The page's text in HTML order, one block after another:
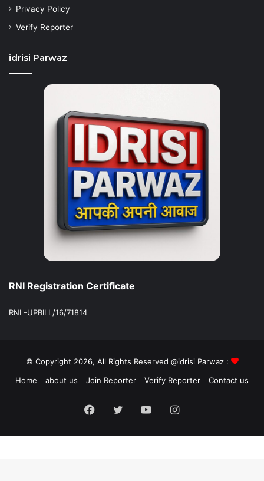
Privacy Policy
Verify Reporter
idrisi Parwaz
RNI Registration Certificate
RNI -UPBILL/16/71814
© Copyright 2026, All Rights Reserved @idrisi Parwaz :
Home
about us Join Reporter Verify Reporter Contact us
Facebook
TwitterYouTubeInstagram